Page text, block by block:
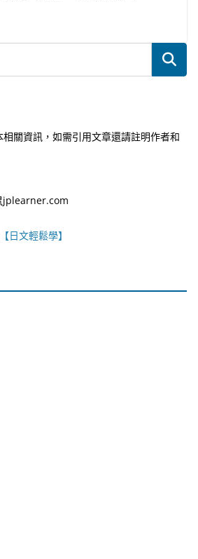
關資訊，如需引用文章還請註明作者和
jplearner.com
【日文輕鬆學】